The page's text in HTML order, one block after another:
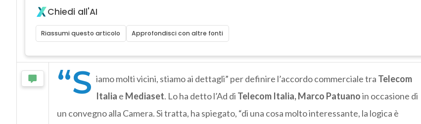
Chiedi all'AI
Riassumi questo articolo Approfondisci con altre fonti
“S iamo molti vicini, stiamo ai dettagli” per definire l’accordo commerciale tra Telecom
Italia e Mediaset. Lo ha detto l’Ad di Telecom Italia, Marco Patuanoin occasione di
un convegno alla Camera. Si tratta, ha spiegato, “di una cosa molto interessante, la logica è